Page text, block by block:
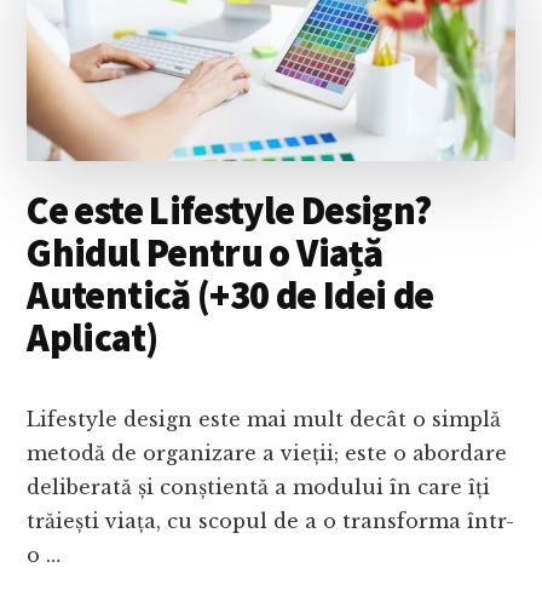
PENTRU
METODA
KANBAN
Ce este Lifestyle Design?
Ghidul Pentru o Viață
Autentică (+30 de Idei de
Aplicat)
Lifestyle design este mai mult decât o simplă
metodă de organizare a vieții; este o abordare
deliberată și conștientă a modului în care îți
trăiești viața, cu scopul de a o transforma într-
o …